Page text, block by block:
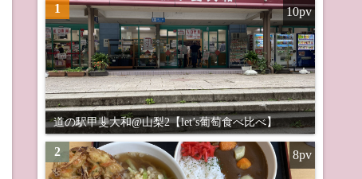
1
道の駅甲斐大和@山梨2【let’s葡萄食べ比べ】
10pv
2 8pv